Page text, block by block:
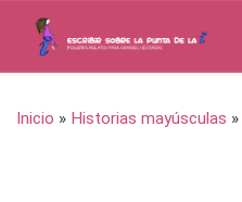
Saltar al contenido
Inicio » Historias mayúsculas »